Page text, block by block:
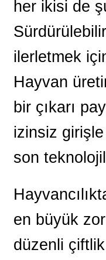
her ikisi de
ilerletmek
Hayvan
bir çıkarı
izinsiz
son
en büyük
düzenli